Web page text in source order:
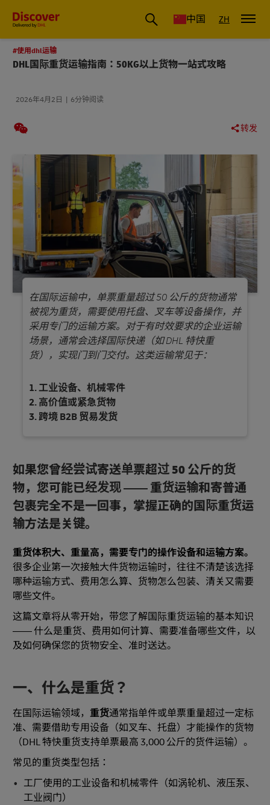
国际物流_国际快递_国际运输物流公司 中国 ZH
#使用dhl运输
DHL国际重货运输指南：50KG以上货物一站式攻略
2026年4月2日 6分钟阅读
转发
在国际运输中，单票重量超过 50 公斤的货物通常
被视为重货，需要使用托盘、叉车等设备操作，并
采用专门的运输方案。对于有时效要求的企业运输
场景，通常会选择国际快递（如 DHL 特快重
货），实现门到门交付。这类运输常见于：
工业设备、机械零件
高价值或紧急货物
跨境 B2B 贸易发货
如果您曾经尝试寄送单票超过 50 公斤的货
物，您可能已经发现 —— 重货运输和寄普通
包裹完全不是一回事，掌握正确的国际重货运
输方法是关键。
重货体积大、重量高，需要专门的操作设备和运输方案。
很多企业第一次接触大件货物运输时，往往不清楚该选择
哪种运输方式、费用怎么算、货物怎么包装、清关又需要
哪些文件。
这篇文章将从零开始，带您了解国际重货运输的基本知识
—— 什么是重货、费用如何计算、需要准备哪些文件，以
及如何确保您的货物安全、准时送达。
一、什么是重货？
在国际运输领域， 重货通常指单件或单票重量超过一定标
准、需要借助专用设备（如叉车、托盘）才能操作的货物
（DHL 特快重货支持单票最高 3,000 公斤的货件运输）。
常见的重货类型包括：
工厂使用的工业设备和机械零件（如涡轮机、液压泵、
工业阀门）